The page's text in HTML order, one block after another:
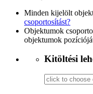
Minden kijelölt
csoportosítást?
Objektumok
objektumok
Kitöltési